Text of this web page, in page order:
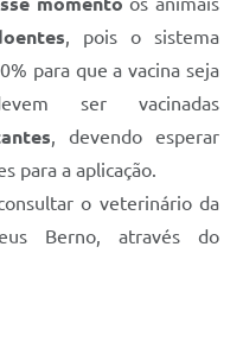
, pois o sistema
para que a vacina seja
ser vacinadas
, devendo esperar
para a aplicação.
o veterinário da
Berno, através do